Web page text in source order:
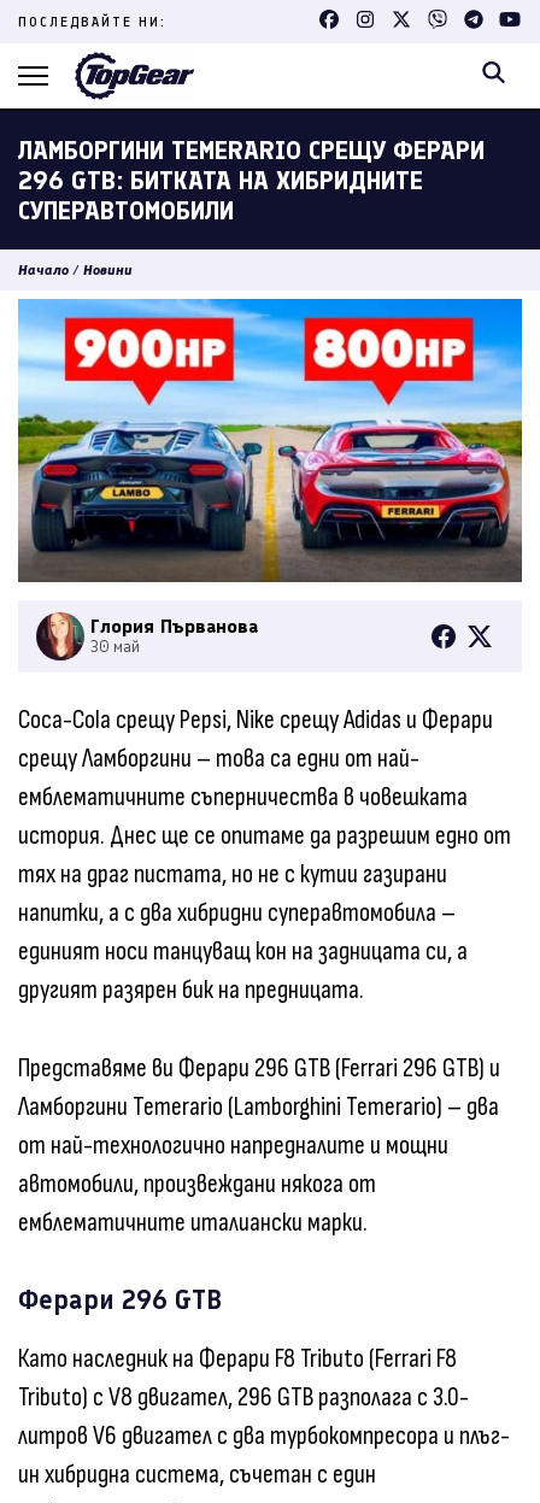
Skip
content
ПОСЛЕДВАЙТЕ НИ:
ЛАМБОРГИНИ TEMERARIO СРЕЩУ ФЕРАРИ
296 GTB: БИТКАТА НА ХИБРИДНИТЕ
СУПЕРАВТОМОБИЛИ
Начало / Новини
Глория Първанова
30 май
Coca-Cola срещу Pepsi, Nike срещу Adidas и Ферари
срещу Ламборгини – това са едни от най-
емблематичните съперничества в човешката
история. Днес ще се опитаме да разрешим едно от
тях на драг пистата, но не с кутии газирани
напитки, а с два хибридни суперавтомобила –
единият носи танцуващ кон на задницата си, а
другият разярен бик на предницата.
Представяме ви Ферари 296 GTB (Ferrari 296 GTB) и
Ламборгини Temerario (Lamborghini Temerario) – два
от най-технологично напредналите и мощни
автомобили, произвеждани някога от
емблематичните италиански марки.
Ферари 296 GTB
Като наследник на Ферари F8 Tributo (Ferrari F8
Tributo) с V8 двигател, 296 GTB разполага с 3.0-
литров V6 двигател с два турбокомпресора и плъг-
ин хибридна система, съчетан с един